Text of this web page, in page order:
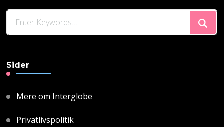
Looking
for
Sider
Mere om Interglobe
Privatlivspolitik